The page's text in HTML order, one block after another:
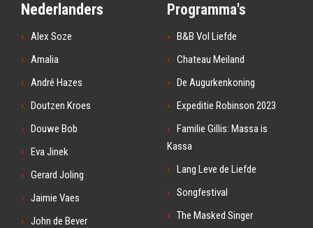
Nederlanders
Alex Soze
Amalia
André Hazes
Doutzen Kroes
Douwe Bob
Eva Jinek
Gerard Joling
Jaimie Vaes
John de Bever
Programma's
B&B Vol Liefde
Chateau Meiland
De Augurkenkoning
Expeditie Robinson 2023
Familie Gillis: Massa is
Kassa
Lang Leve de Liefde
Songfestival
The Masked Singer